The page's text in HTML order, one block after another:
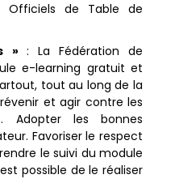
Officiels de Table de
» : La Fédération de
e-learning gratuit et
tout au long de la
et agir contre les
Adopter les bonnes
Favoriser le respect
le suivi du module
possible de le réaliser